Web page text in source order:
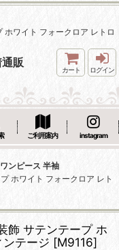
ホワイト フォークロア レトロ
販
カート ログイン
ご利用案内 instagram
ンピース 半袖
ホワイト フォークロア レト
飾 サテンテープ ホ
テージ [M9116]